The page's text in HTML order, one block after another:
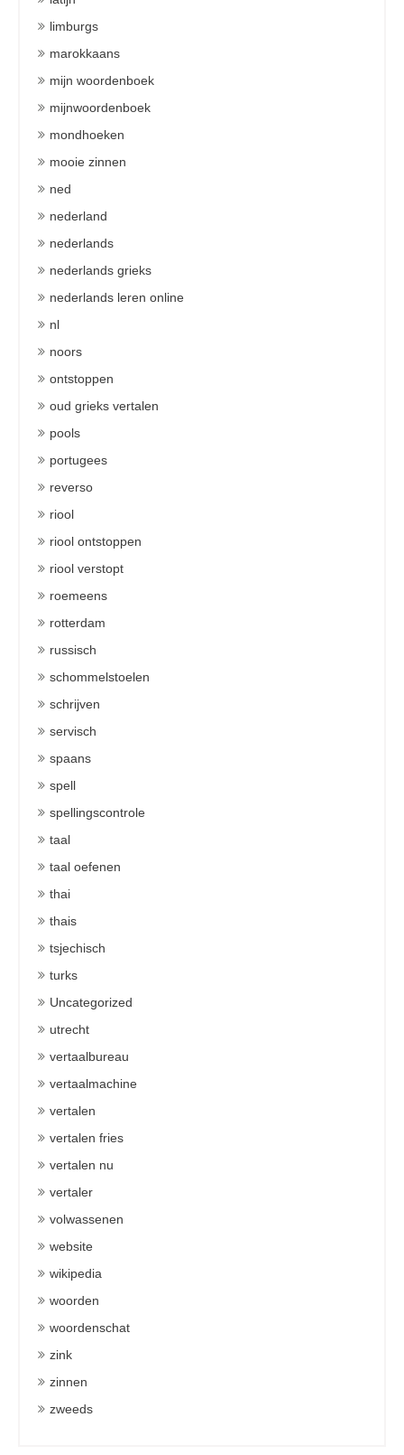
limburgs
marokkaans
mijn woordenboek
mijnwoordenboek
mondhoeken
mooie zinnen
ned
nederland
nederlands
nederlands grieks
nederlands leren online
nl
noors
ontstoppen
oud grieks vertalen
pools
portugees
reverso
riool
riool ontstoppen
riool verstopt
roemeens
rotterdam
russisch
schommelstoelen
schrijven
servisch
spaans
spell
spellingscontrole
taal
taal oefenen
thai
thais
tsjechisch
turks
Uncategorized
utrecht
vertaalbureau
vertaalmachine
vertalen
vertalen fries
vertalen nu
vertaler
volwassenen
website
wikipedia
woorden
woordenschat
zink
zinnen
zweeds